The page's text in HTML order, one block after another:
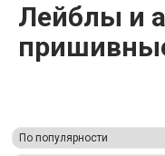
Лейблы и